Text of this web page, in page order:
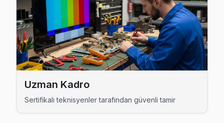
Fatih TV Servis Merkezi →
Cibali Thomson Servis
Fatih'da Cibali bölgesi dahil tüm hizmet alanımızda
Cibali Thomson Açılmıyor Arıza →
Demirtaş Thomson Servis
Uzman Kadro
Sertifikalı teknisyenler tarafından güvenli tamir